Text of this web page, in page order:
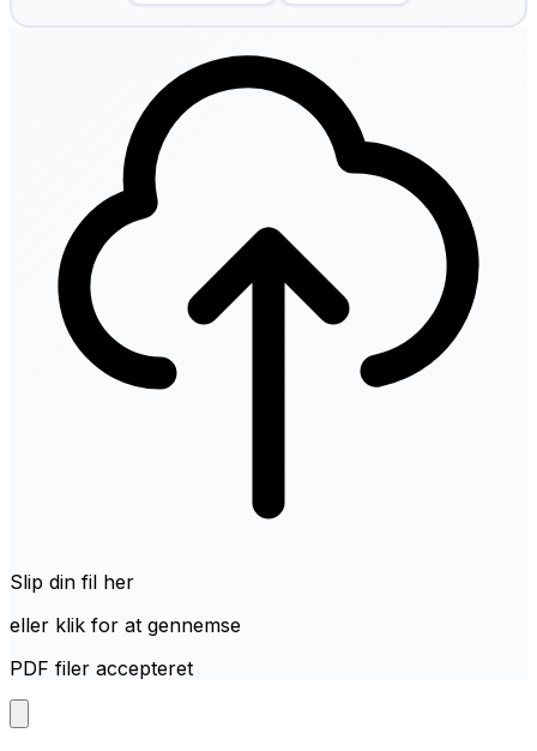
Slip din fil her
eller klik for at gennemse
PDF filer accepteret